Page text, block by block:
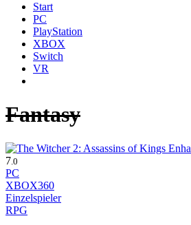
Start
PC
PlayStation
XBOX
Switch
VR
Fantasy
7 .0
PC
XBOX360
Einzelspieler
RPG